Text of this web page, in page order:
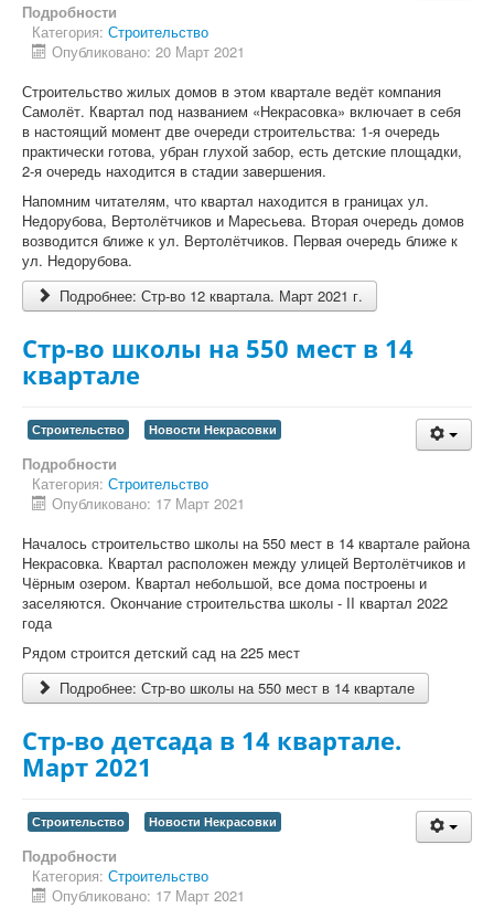
Подробности
Категория: Строительство
Опубликовано: 20 Март 2021
Строительство жилых домов в этом квартале ведёт компания
Самолёт. Квартал под названием «Некрасовка» включает в себя
в настоящий момент две очереди строительства: 1-я очередь
практически готова, убран глухой забор, есть детские площадки,
2-я очередь находится в стадии завершения.
Напомним читателям, что квартал находится в границах ул.
Недорубова, Вертолётчиков и Маресьева. Вторая очередь домов
возводится ближе к ул. Вертолётчиков. Первая очередь ближе к
ул. Недорубова.
Подробнее: Стр-во 12 квартала. Март 2021 г.
Стр-во школы на 550 мест в 14
квартале
Строительство Новости Некрасовки
Подробности
Категория: Строительство
Опубликовано: 17 Март 2021
Началось строительство школы на 550 мест в 14 квартале района
Некрасовка. Квартал расположен между улицей Вертолётчиков и
Чёрным озером. Квартал небольшой, все дома построены и
заселяются. Окончание строительства школы - II квартал 2022
года
Рядом строится детский сад на 225 мест
Подробнее: Стр-во школы на 550 мест в 14 квартале
Стр-во детсада в 14 квартале.
Март 2021
Строительство Новости Некрасовки
Подробности
Категория: Строительство
Опубликовано: 17 Март 2021